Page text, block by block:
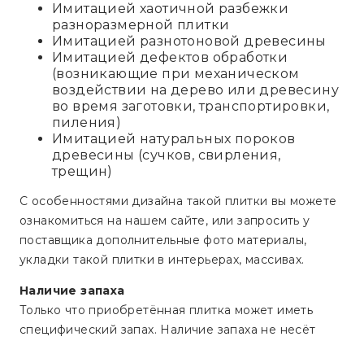
Имитацией хаотичной разбежки
разноразмерной плитки
Имитацией разнотоновой древесины
Имитацией дефектов обработки
(возникающие при механическом
воздействии на дерево или древесину
во время заготовки, транспортировки,
пиления)
Имитацией натуральных пороков
древесины (сучков, свирления,
трещин)
С особенностями дизайна такой плитки вы можете
ознакомиться на нашем сайте, или запросить у
поставщика дополнительные фото материалы,
укладки такой плитки в интерьерах, массивах.
Наличие запаха
Только что приобретённая плитка может иметь
специфический запах. Наличие запаха не несёт